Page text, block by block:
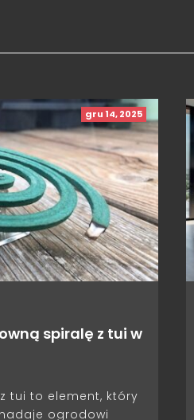
gru 14, 2025
spiralę z tui w
tui to element, który
ogrodowi